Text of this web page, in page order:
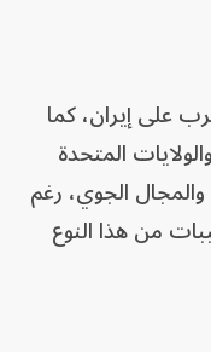
على إيران، كما
المتحدة
الجوي، رغم
من هذا النوع